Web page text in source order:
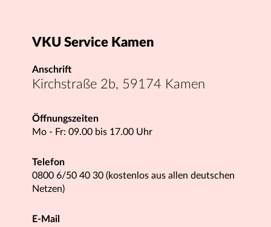
VKU Service Kamen
Anschrift
Kirchstraße 2b, 59174 Kamen
Öffnungszeiten
Mo - Fr: 09.00 bis 17.00 Uhr
Telefon
0800 6/50 40 30 (kostenlos aus allen deutschen
Netzen)
E-Mail